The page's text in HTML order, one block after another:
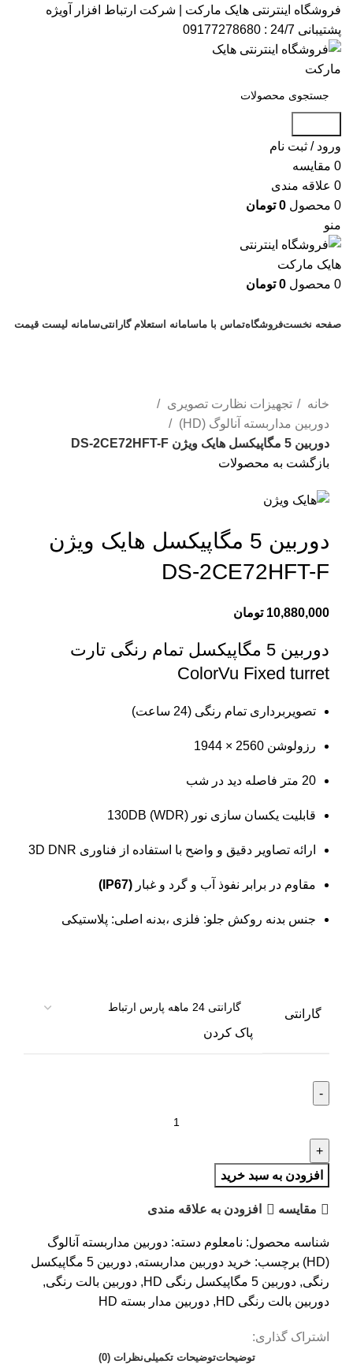
فروشگاه اینترنتی هایک مارکت | شرکت ارتباط افزار آویژه​
پشتیبانی 24/7 : 09177278680
ورود / ثبت نام
0 مقایسه
0 علاقه مندی
0 محصول 0 تومان
منو
0 محصول 0 تومان
صفحه نخستفروشگاهتماس با ماسامانه استعلام گارانتیسامانه لیست قیمت
خانه
تجهیزات نظارت تصویری
دوربین مداربسته آنالوگ (HD)
دوربین 5 مگاپیکسل هایک ویژن DS-2CE72HFT-F
بازگشت به محصولات
دوربین 5 مگاپیکسل هایک ویژن
DS-2CE72HFT-F
10,880,000 تومان
دوربین 5 مگاپیکسل تمام رنگی تارت
ColorVu Fixed turret
تصویربرداری تمام رنگی (24 ساعت)
رزولوشن 2560 × 1944
20 متر فاصله دید در شب
قابلیت یکسان سازی نور (WDR) 130DB
ارائه تصاویر دقیق و واضح با استفاده از فناوری 3D DNR
مقاوم در برابر نفوذ آب و گرد و غبار (IP67)
جنس بدنه روکش جلو: فلزی ،بدنه اصلی: پلاستیکی
گارانتی
پاک کردن
افزودن به سبد خرید
مقایسه افزودن به علاقه مندی
شناسه محصول: نامعلوم دسته: دوربین مداربسته آنالوگ
(HD)
برچسب: خرید دوربین مداربسته,
دوربین 5 مگاپیکسل
رنگی, دوربین 5 مگاپیکسل رنگی HD , دوربین بالت رنگی,
دوربین بالت رنگی HD
, دوربین مدار بسته HD
اشتراک گذاری:
توضیحاتتوضیحات تکمیلینظرات (0)